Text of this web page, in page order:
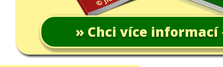
» Chci více informací